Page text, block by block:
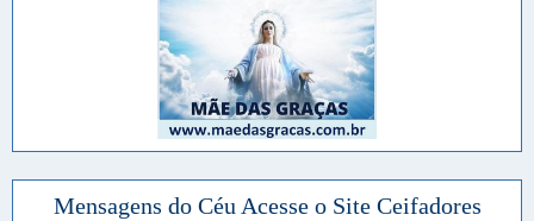
Mensagens do Céu Acesse o Site Ceifadores